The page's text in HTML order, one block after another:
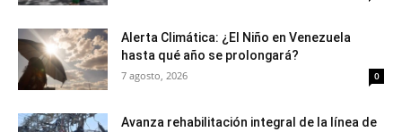
Alerta Climática: ¿El Niño en Venezuela
hasta qué año se prolongará?
7 agosto, 2026 0
Avanza rehabilitación integral de la línea de